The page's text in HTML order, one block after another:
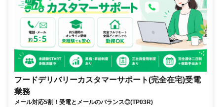
フードデリバリーカスタマーサポート(完全在宅)受電
業務
メール対応5割！受電とメールのバランス◎(TP03R)